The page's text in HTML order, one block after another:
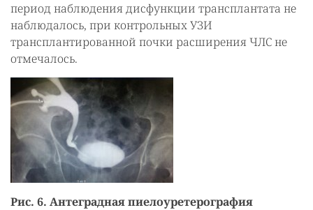
период наблюдения дисфункции трансплантата не
наблюдалось, при контрольных УЗИ
трансплантированной почки расширения ЧЛС не
отмечалось.
Рис. 6. Антеградная пиелоуретерография